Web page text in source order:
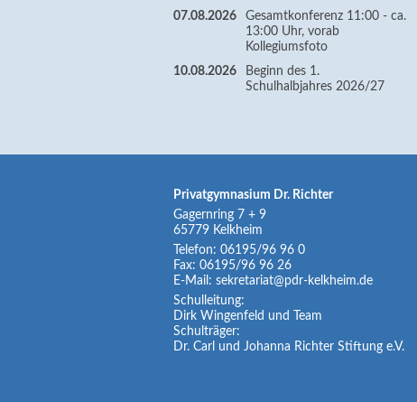
07.08.2026
Gesamtkonferenz 11:00 - ca.
13:00 Uhr, vorab
Kollegiumsfoto
10.08.2026
Beginn des 1.
Schulhalbjahres 2026/27
Privatgymnasium Dr. Richter
Gagernring 7 + 9
65779 Kelkheim
Telefon: 06195/96 96 0
Fax: 06195/96 96 26
E-Mail: sekretariat@pdr-kelkheim.de
Schulleitung:
Dirk Wingenfeld und Team
Schulträger:
Dr. Carl und Johanna Richter Stiftung e.V.